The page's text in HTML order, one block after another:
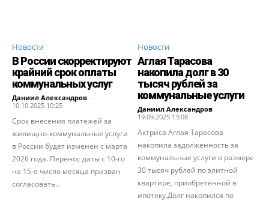
Новости
В России скорректируют
крайний срок оплаты
коммунальных услуг
Даниил Александров -
10.10.2025 10:25
Срок внесения платежей за
жилищно-коммунальные услуги
в России будет изменен с марта
2026 года. Перенос даты с 10-го
на 15-е число месяца призван
согласовать...
Новости
Аглая Тарасова
накопила долг в 30
тысяч рублей за
коммунальные услуги
Даниил Александров -
19.09.2025 13:08
Актриса Аглая Тарасова
накопила задолженность за
коммунальные услуги в размере
30 тысяч рублей по элитной
квартире, приобретенной в
ипотеку.Долг накопился по